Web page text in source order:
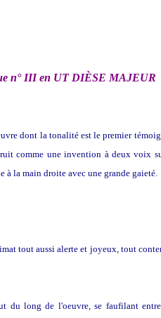
n° III en UT DIÈSE MAJEUR
dont la tonalité est le premier
comme une invention à deux voix
à la main droite avec une grande gaieté.
tout aussi alerte et joyeux, tout
du long de l'oeuvre, se faufilant